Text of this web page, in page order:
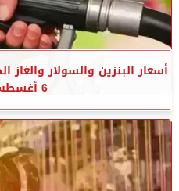
أسعار البنزين والسولار
6 أغسطس 2026